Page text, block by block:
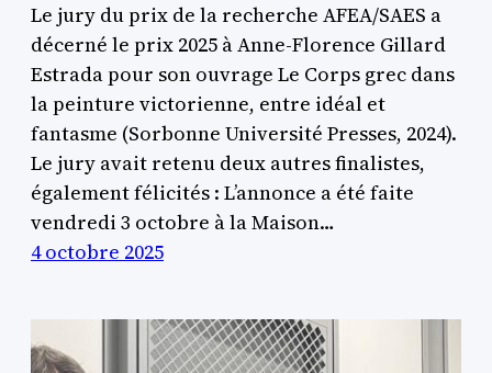
Le jury du prix de la recherche AFEA/SAES a
décerné le prix 2025 à Anne-Florence Gillard
Estrada pour son ouvrage Le Corps grec dans
la peinture victorienne, entre idéal et
fantasme (Sorbonne Université Presses, 2024).
Le jury avait retenu deux autres finalistes,
également félicités : L’annonce a été faite
vendredi 3 octobre à la Maison…
4 octobre 2025